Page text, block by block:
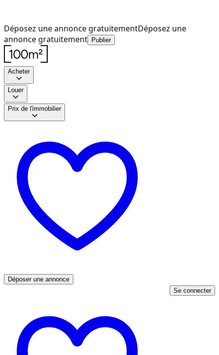
Déposez une annonce gratuitementDéposez une
annonce gratuitement
Publier
Acheter
Louer
Prix de l'immobilier
Déposer une annonce
Se connecter